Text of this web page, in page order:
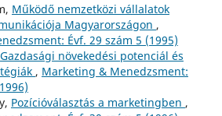
Működő nemzetközi vállalatok
Magyarországon ,
Évf. 29 szám 5 (1995)
Gazdasági növekedési potenciál és
, Marketing & Menedzsment:
Pozícióválasztás a marketingben ,